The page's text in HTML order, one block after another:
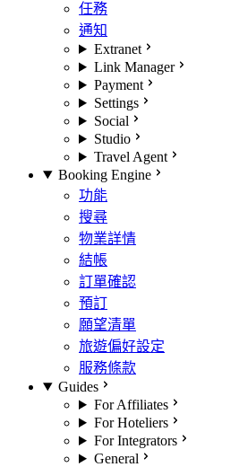
任務
通知
Extranet
Link Manager
Payment
Settings
Social
Studio
Travel Agent
Booking Engine
功能
搜尋
物業詳情
結帳
訂單確認
預訂
願望清單
旅遊偏好設定
服務條款
Guides
For Affiliates
For Hoteliers
For Integrators
General